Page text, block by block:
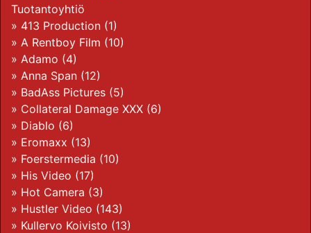
Tuotantoyhtiö
» 413 Production (1)
» A Rentboy Film (10)
» Adamo (4)
» Anna Span (12)
» BadAss Pictures (5)
» Collateral Damage XXX (6)
» Diablo (6)
» Eromaxx (13)
» Foerstermedia (10)
» His Video (17)
» Hot Camera (3)
» Hustler Video (143)
» Kullervo Koivisto (13)